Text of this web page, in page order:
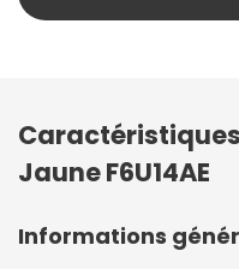
Caractéristiques
Jaune F6U14AE
Informations